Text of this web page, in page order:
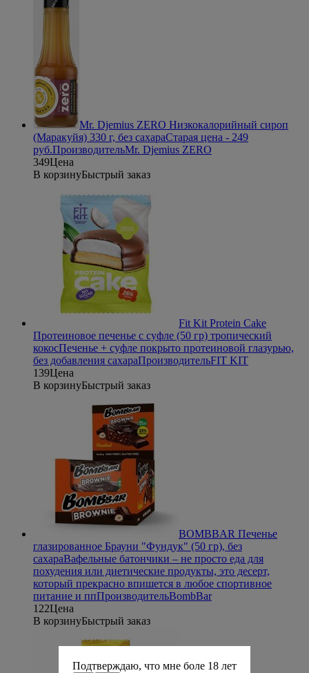
Mr. Djemius ZERO Низкокалорийный сироп
(Маракуйя) 330 г, без сахараСтарая цена - 249
руб.ПроизводительMr. Djemius ZERO
349Цена
В корзинуБыстрый заказ
Fit Kit Protein Cake
Протеиновое печенье с суфле (50 гр) тропический
кокосПеченье + суфле покрыто протеиновой глазурью,
без добавления сахараПроизводительFIT KIT
139Цена
В корзинуБыстрый заказ
BOMBBAR Печенье
глазированное Брауни "Фундук" (50 гр), без
сахараВафельные батончики – не просто еда для
похудения или диетические продукты, это десерт,
который прекрасно впишется в любое спортивное
питание и ппПроизводительBombBar
122Цена
В корзинуБыстрый заказ
Подтверждаю, что мне боле 18 лет